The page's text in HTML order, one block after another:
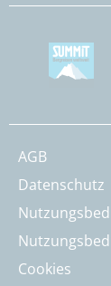
AGB
Datenschutz
Cookies